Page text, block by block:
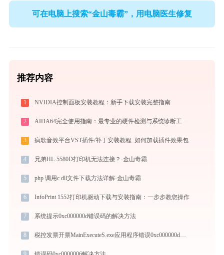
可在电脑上搜索“金山毒霸”，用电脑医生修复
推荐内容
1 NVIDIA控制面板安装教程：新手下载安装完整指南
2 AIDA64完全使用指南：最专业的硬件检测与系统诊断工具从入门到精通（2026最新）
3 疯歌音效平台VST插件/补丁安装教程_如何加载插件效果包
4 兄弟HL-5580D打印机无法连接？-金山毒霸
5 php 调用c dll文件下载方法详解-金山毒霸
6 InfoPrint 1552打印机驱动下载与安装指南：一步步教您操作
7 系统提示0xc000000d错误码的解决方法
8 税控发票开票MainExecuteS.exe应用程序错误0xc000000d解决方法